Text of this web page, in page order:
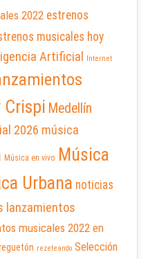
2022 estrenos
musicales hoy
Artificial Internet
Crispi Medellín
2026 música
Música en vivo Música
Urbana noticias
lanzamientos
musicales 2022 en
rezeteando Selección